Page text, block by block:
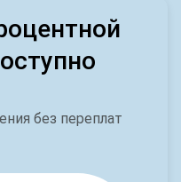
без переплат